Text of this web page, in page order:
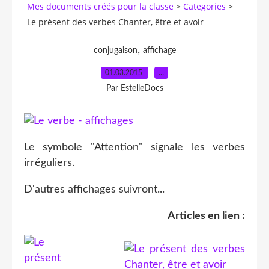
Mes documents créés pour la classe > Categories >
Le présent des verbes Chanter, être et avoir
conjugaison, affichage
01.03.2015 …
Par EstelleDocs
Le symbole "Attention" signale les verbes
irréguliers.
D'autres affichages suivront...
Articles en lien :